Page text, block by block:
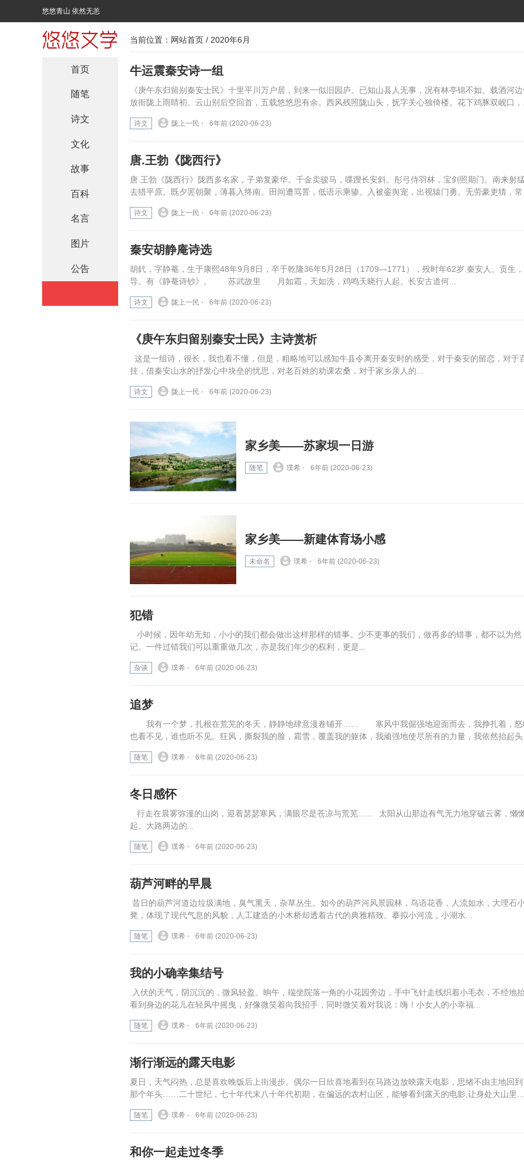
悠悠青山 依然无恙
当前位置： 网站首页 / 2020年6月
牛运震秦安诗一组
《庚午东归留别秦安士民》十里平川万户居，到来一似旧园庐。已知山县人无事，况有林亭锦不如。载酒河
放衙陇上雨睛初。云山别后空回首，五载悠悠思有余。西风残照陇山头，抚字关心独倚楼。花下鸡豚双岘口
诗文 陇上一民 ⋅ 6年前 (2020-06-23)
唐.王勃《陇西行》
唐.王勃《陇西行》陇西多名家，子弟复豪华。千金卖骏马，喋躞长安斜。彤弓侍羽林，宝剑照期门。南来射
去猎平原。既夕罢朝聚，薄暮入终南。田间遭骂詈，低语示乘骖。入被銮舆宠，出视辕门勇。无劳豪吏猜，
诗文 陇上一民 ⋅ 6年前 (2020-06-23)
秦安胡静庵诗选
胡釴，字静菴，生于康熙48年9月8日，卒于乾隆36年5月28日（1709—1771），殁时年62岁.秦安人。贡生
导。有《静菴诗钞》。 苏武故里 月如霜，天如洗，鸡鸣天晓行人起。长安古道何...
诗文 陇上一民 ⋅ 6年前 (2020-06-23)
《庚午东归留别秦安士民》主诗赏析
这是一组诗，很长，我也看不懂，但是，粗略地可以感知牛县令离开秦安时的感受，对于秦安的留恋，对于
挂，借秦安山水的抒发心中块垒的忧思，对老百姓的劝课农桑，对于家乡亲人的...
诗文 陇上一民 ⋅ 6年前 (2020-06-23)
家乡美——苏家坝一日游
随笔 璞希 ⋅ 6年前 (2020-06-23)
家乡美——新建体育场小感
未命名 璞希 ⋅ 6年前 (2020-06-23)
犯错
小时候，因年幼无知，小小的我们都会做出这样那样的错事。少不更事的我们，做再多的错事，都不以为然
记。一件过错我们可以重重做几次，亦是我们年少的权利，更是...
杂谈 璞希 ⋅ 6年前 (2020-06-23)
追梦
我有一个梦，扎根在荒芜的冬天，静静地肆意漫卷铺开…… 寒风中我倔强地迎面而去，我挣扎着，怒
也看不见，谁也听不见。狂风，撕裂我的脸，霜雪，覆盖我的躯体，我顽强地使尽所有的力量，我依然抬起
随笔 璞希 ⋅ 6年前 (2020-06-23)
冬日感怀
行走在晨雾弥漫的山岗，迎着瑟瑟寒风，满眼尽是苍凉与荒芜...... 太阳从山那边有气无力地穿破云雾，懒
起。大路两边的...
随笔 璞希 ⋅ 6年前 (2020-06-23)
葫芦河畔的早晨
昔日的葫芦河道边垃圾满地，臭气熏天，杂草丛生。如今的葫芦河风景园林，鸟语花香，人流如水，大理石
凳，体现了现代气息的风貌，人工建造的小木桥却透着古代的典雅精致。摹拟小河流，小湖水...
随笔 璞希 ⋅ 6年前 (2020-06-23)
我的小确幸集结号
入伏的天气，阴沉沉的，微风轻盈。晌午，端坐院落一角的小花园旁边，手中飞针走线织着小毛衣，不经地
看到身边的花儿在轻风中摇曳，好像微笑着向我招手，同时微笑着对我说：嗨！小女人的小幸福...
随笔 璞希 ⋅ 6年前 (2020-06-23)
渐行渐远的露天电影
夏日，天气闷热，总是喜欢晚饭后上街漫步。偶尔一日欣喜地看到在马路边放映露天电影，思绪不由主地回
那个年头……二十世纪，七十年代末八十年代初期，在偏远的农村山区，能够看到露天的电影,让身处大山里...
随笔 璞希 ⋅ 6年前 (2020-06-23)
和你一起走过冬季
首页
随笔
诗文
文化
故事
百科
名言
图片
公告